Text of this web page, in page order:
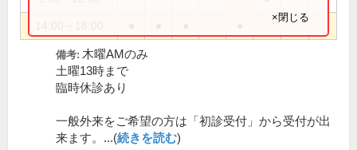
×閉じる
備考: 木曜AMのみ
土曜13時まで
臨時休診あり
一般外来をご希望の方は「初診受付」から受付が出
来ます。...(続きを読む)